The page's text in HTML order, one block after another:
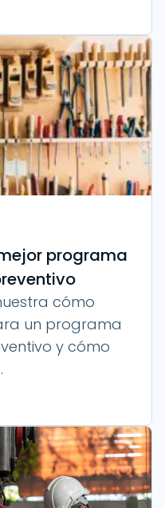
programa
cómo
un programa
y cómo